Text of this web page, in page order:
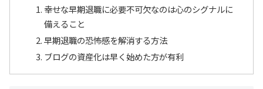
幸せな早期退職に必要不可欠なのは心のシグナルに
備えること
早期退職の恐怖感を解消する方法
ブログの資産化は早く始めた方が有利